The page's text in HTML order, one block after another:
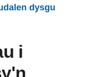
dysgu
i